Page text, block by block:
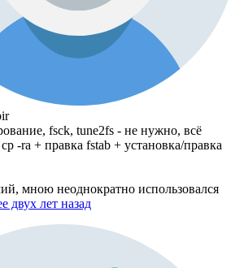
fsck, tune2fs - не нужно, всё
cp -ra + правка fstab + установка/правка
мною неоднократно использовался
двух лет назад